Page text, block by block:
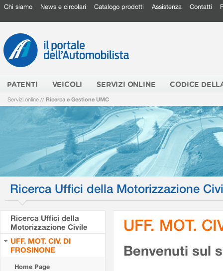
Chi siamo News e circolari Catalogo prodotti Assistenza Contatti
PATENTI VEICOLI SERVIZI ONLINE CODICE
Servizi online // Ricerca e Gestione UMC
Ricerca Uffici della Motorizzazione
Ricerca Uffici della
Motorizzazione Civile
UFF. MOT. CIV. DI
FROSINONE
Home Page
UFF. MOT.
Benvenuti sul